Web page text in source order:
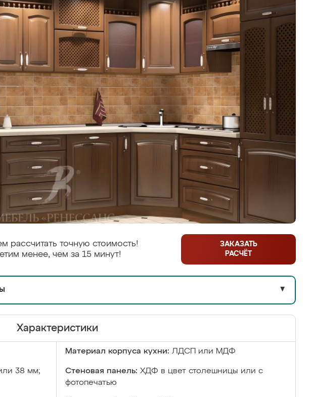
рассчитать точную стоимость!
менее, чем за 15 минут!
ЗАКАЗАТЬ
РАСЧЁТ
▼
Характеристики
Материал корпуса кухни: ЛДСП или МДФ
38 мм;
Стеновая панель: ХДФ в цвет столешницы или с
фотопечатью